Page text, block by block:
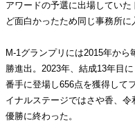
アワードの予選に出場してい
ど面白かったため同じ事務所に
M-1グランプリには2015年か
勝進出。2023年、結成13年目
番手に登場し656点を獲得して
イナルステージではさや香、
優勝に終わった。